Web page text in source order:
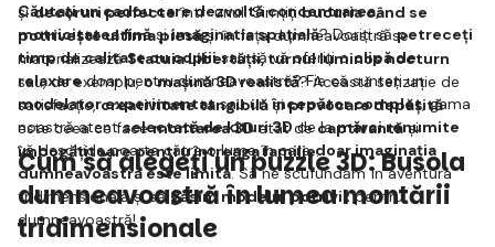
șidecoruri perfecteîntr-unul. Simțițibucuria când se
potrivește ultima piesăși în fața dumneavoastră se
materializeazăStatuia Libertății, turnul luminos nocturn
sau, de exemplu,o mașină 3D realistă? Această senzație de
satisfacție,creativitate tangibilășiprovocare depășită
este ceea ce facemontarea 3Datât decaptivantăși
îmbogățitoare pentru întreaga familie.
Căutați un cadou care dezvoltă concentrarea,
motricitatea finășiimaginatia spațială? Doriți săpetreceți
timp de calitate cu copiiisau să vă oferiți oclipă de
relaxaredoar pentru dumneavoastră? Fie că sunteți un
modelator experimentatsau unîncepător complet, gama
noastră atentselectată de kituri 3Dde lamărci renumite
vă deschide poarta către o lume în caredoar imaginația
dumneavoastră este limita. Să ne scufundăm în aventura
tridimensională și săgăsim modelul potrivitpentru
dumneavoastră!
Cum să alegeți un puzzle 3D: Busola
dumneavoastră în lumea montării
tridimensionale